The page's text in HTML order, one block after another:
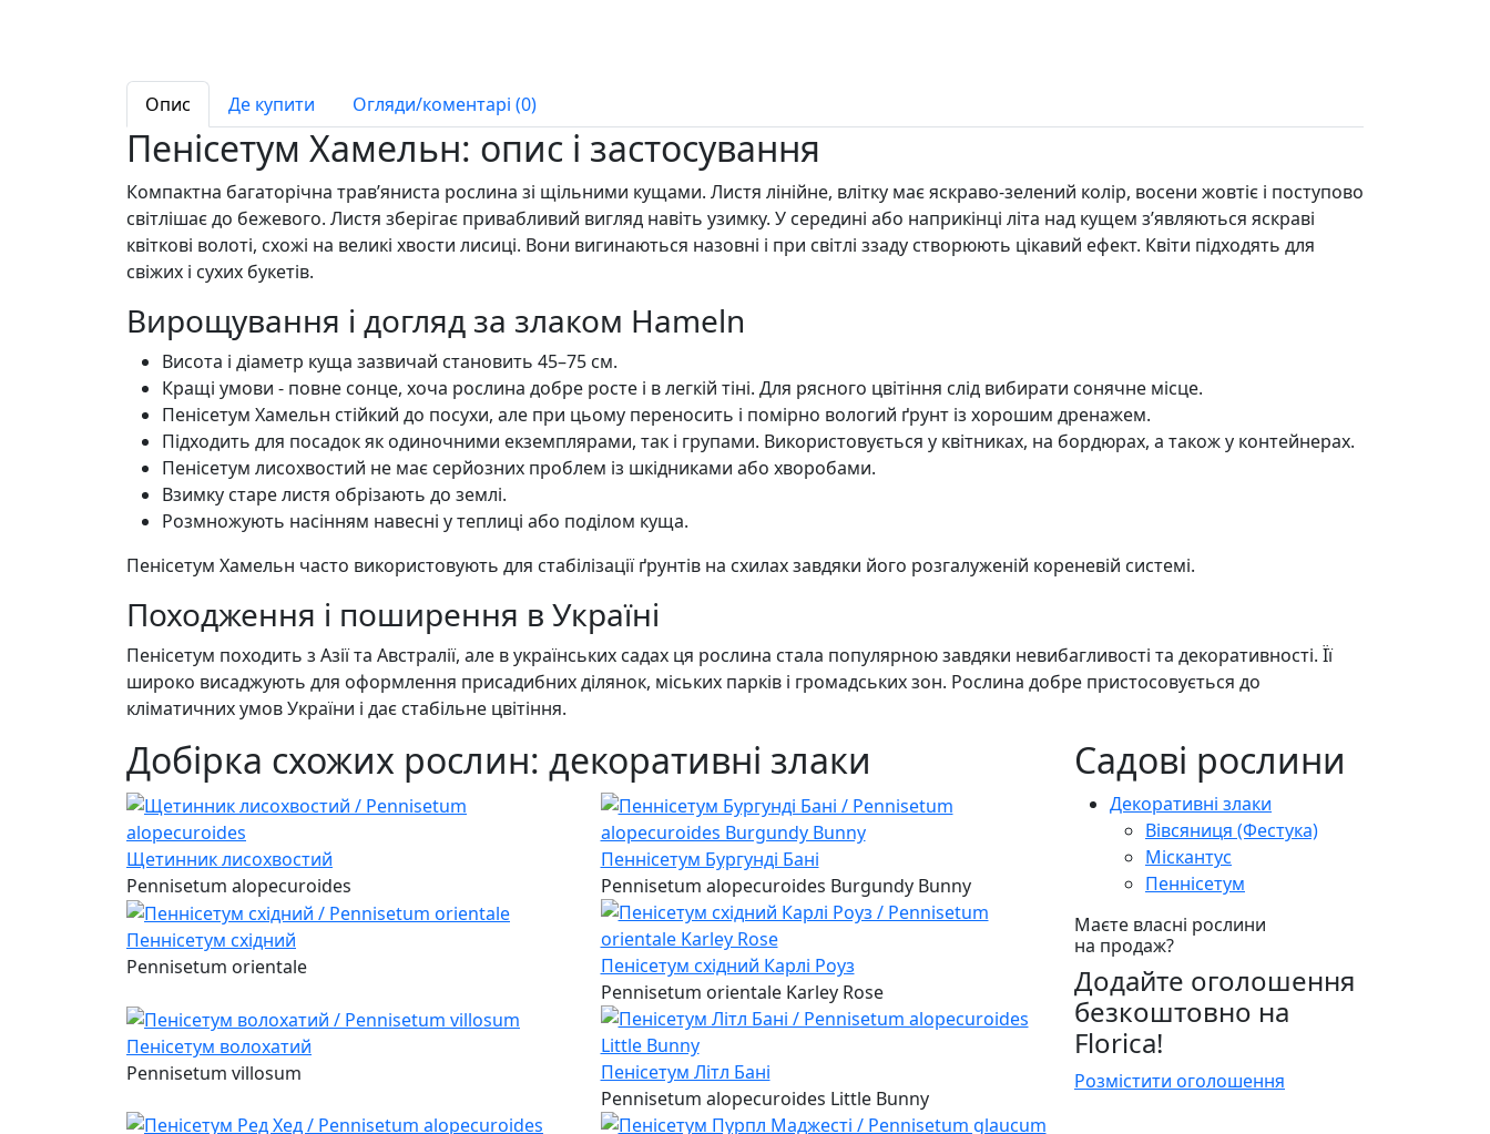
Опис Де купити Огляди/коментарі (0)
Пенісетум Хамельн: опис і застосування
Компактна багаторічна трав’яниста рослина зі щільними кущами. Листя лінійне, влітку має яскраво-зелений колір, восени жовтіє і поступово
світлішає до бежевого. Листя зберігає привабливий вигляд навіть узимку. У середині або наприкінці літа над кущем з’являються яскраві
квіткові волоті, схожі на великі хвости лисиці. Вони вигинаються назовні і при світлі ззаду створюють цікавий ефект. Квіти підходять для
свіжих і сухих букетів.
Вирощування і догляд за злаком Hameln
Висота і діаметр куща зазвичай становить 45–75 см.
Кращі умови - повне сонце, хоча рослина добре росте і в легкій тіні. Для рясного цвітіння слід вибирати сонячне місце.
Пенісетум Хамельн стійкий до посухи, але при цьому переносить і помірно вологий ґрунт із хорошим дренажем.
Підходить для посадок як одиночними екземплярами, так і групами. Використовується у квітниках, на бордюрах, а також у контейнерах.
Пенісетум лисохвостий не має серйозних проблем із шкідниками або хворобами.
Взимку старе листя обрізають до землі.
Розмножують насінням навесні у теплиці або поділом куща.
Пенісетум Хамельн часто використовують для стабілізації ґрунтів на схилах завдяки його розгалуженій кореневій системі.
Походження і поширення в Україні
Пенісетум походить з Азії та Австралії, але в українських садах ця рослина стала популярною завдяки невибагливості та декоративності. Її
широко висаджують для оформлення присадибних ділянок, міських парків і громадських зон. Рослина добре пристосовується до
кліматичних умов України і дає стабільне цвітіння.
Добірка схожих рослин: декоративні злаки
Щетинник лисохвостий
Pennisetum alopecuroides
Пеннісетум Бургунді Бані
Pennisetum alopecuroides Burgundy Bunny
Пеннісетум східний
Pennisetum orientale
Пенісетум східний Карлі Роуз
Pennisetum orientale Karley Rose
Пенісетум волохатий
Pennisetum villosum
Пенісетум Літл Бані
Pennisetum alopecuroides Little Bunny
Садові рослини
Декоративні злаки
Вівсяниця (Фестука)
Міскантус
Пеннісетум
Маєте власні рослини
на продаж?
Додайте оголошення
безкоштовно на
Florica!
Розмістити оголошення